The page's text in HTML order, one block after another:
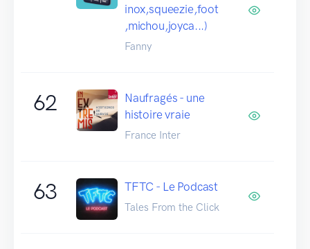
inox,squeezie,foot
,michou,joyca...)
Fanny
62
Naufragés - une
histoire vraie
France Inter
63 TFTC - Le Podcast
Tales From the Click